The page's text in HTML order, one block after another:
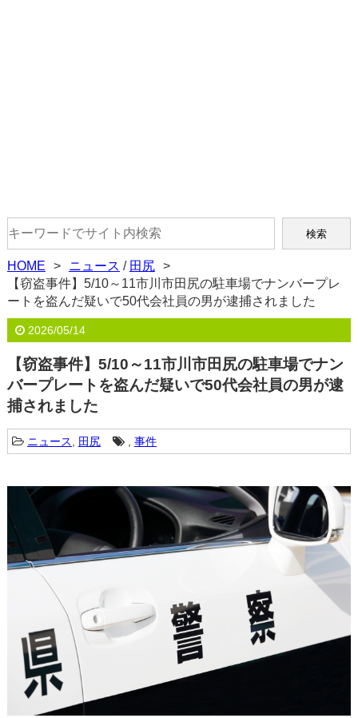
HOME ニュース / 田尻
【窃盗事件】5/10～11市川市田尻の駐車場でナンバープレ
ートを盗んだ疑いで50代会社員の男が逮捕されました
2026/05/14
【窃盗事件】5/10～11市川市田尻の駐車場でナン
バープレートを盗んだ疑いで50代会社員の男が逮
捕されました
ニュース 田尻 , 事件